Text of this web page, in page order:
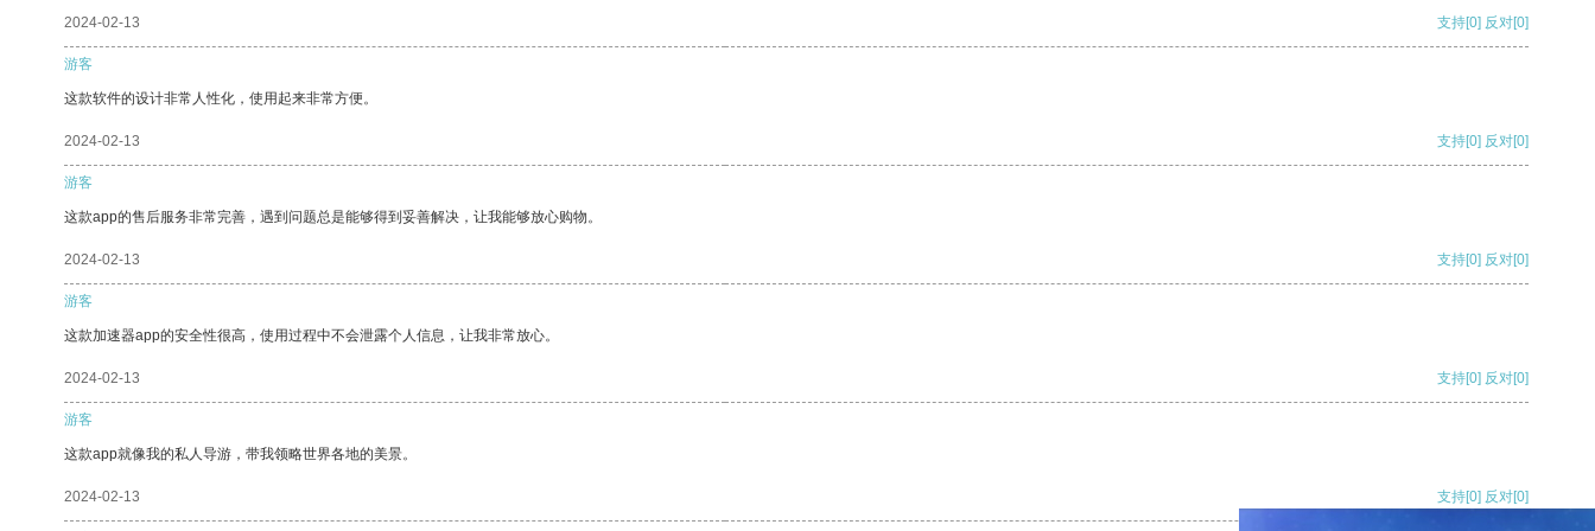
2024-02-13 支持[0] 反对[0]
游客
这款软件的设计非常人性化，使用起来非常方便。
2024-02-13 支持[0] 反对[0]
游客
这款app的售后服务非常完善，遇到问题总是能够得到妥善解决，让我能够放心购物。
2024-02-13 支持[0] 反对[0]
游客
这款加速器app的安全性很高，使用过程中不会泄露个人信息，让我非常放心。
2024-02-13 支持[0] 反对[0]
游客
这款app就像我的私人导游，带我领略世界各地的美景。
2024-02-13 支持[0] 反对[0]